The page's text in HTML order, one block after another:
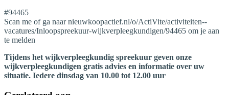
#94465
Scan me of ga naar nieuwkoopactief.nl/o/ActiVite/activiteiten--
vacatures/Inloopspreekuur-wijkverpleegkundigen/94465 om je aan
te melden
Tijdens het wijkverpleegkundig spreekuur geven onze
wijkverpleegkundigen gratis advies en informatie over uw
situatie. Iedere dinsdag van 10.00 tot 12.00 uur